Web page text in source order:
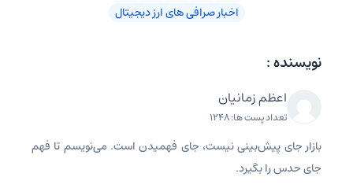
اخبار صرافی‌ های ارز دیجیتال
نویسنده :
اعظم زمانیان
تعداد پست ها: 1248
بازار جای پیش‌بینی نیست، جای فهمیدن است. می‌نویسم تا فهم
جای حدس را بگیرد.